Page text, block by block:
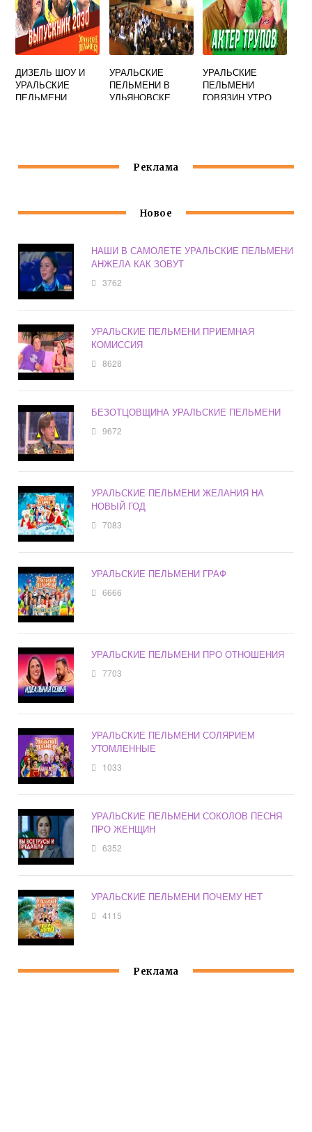
ДИЗЕЛЬ ШОУ И
УРАЛЬСКИЕ
ПЕЛЬМЕНИ
УРАЛЬСКИЕ
ПЕЛЬМЕНИ В
УЛЬЯНОВСКЕ
УРАЛЬСКИЕ
ПЕЛЬМЕНИ
ГОВЯЗИН УТРО
Реклама
Новое
НАШИ В САМОЛЕТЕ УРАЛЬСКИЕ ПЕЛЬМЕНИ
АНЖЕЛА КАК ЗОВУТ
3762
УРАЛЬСКИЕ ПЕЛЬМЕНИ ПРИЕМНАЯ
КОМИССИЯ
8628
БЕЗОТЦОВЩИНА УРАЛЬСКИЕ ПЕЛЬМЕНИ
9672
УРАЛЬСКИЕ ПЕЛЬМЕНИ ЖЕЛАНИЯ НА
НОВЫЙ ГОД
7083
УРАЛЬСКИЕ ПЕЛЬМЕНИ ГРАФ
6666
УРАЛЬСКИЕ ПЕЛЬМЕНИ ПРО ОТНОШЕНИЯ
7703
УРАЛЬСКИЕ ПЕЛЬМЕНИ СОЛЯРИЕМ
УТОМЛЕННЫЕ
1033
УРАЛЬСКИЕ ПЕЛЬМЕНИ СОКОЛОВ ПЕСНЯ
ПРО ЖЕНЩИН
6352
УРАЛЬСКИЕ ПЕЛЬМЕНИ ПОЧЕМУ НЕТ
4115
Реклама